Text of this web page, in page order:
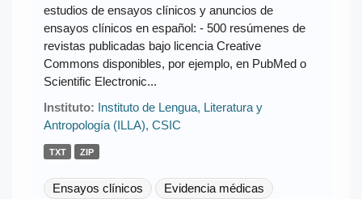
estudios de ensayos clínicos y anuncios de
ensayos clínicos en español: - 500 resúmenes de
revistas publicadas bajo licencia Creative
Commons disponibles, por ejemplo, en PubMed o
Scientific Electronic...
Instituto: Instituto de Lengua, Literatura y
Antropología (ILLA), CSIC
TXT ZIP
Ensayos clínicos
Evidencia médicas